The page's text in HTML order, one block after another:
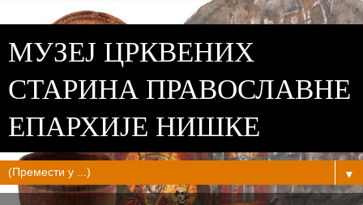
МУЗЕЈ ЦРКВЕНИХ
СТАРИНА ПРАВОСЛАВНЕ
ЕПАРХИЈЕ НИШКЕ
▼